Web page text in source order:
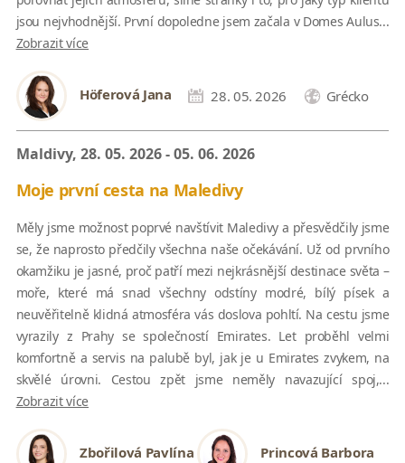
jsou nejvhodnější. První dopoledne jsem začala v Domes Aulus...
Zobrazit více
Höferová Jana 28. 05. 2026 Grécko
Maldivy, 28. 05. 2026 - 05. 06. 2026
Moje první cesta na Maledivy
Měly jsme možnost poprvé navštívit Maledivy a přesvědčily jsme
se, že naprosto předčily všechna naše očekávání. Už od prvního
okamžiku je jasné, proč patří mezi nejkrásnější destinace světa –
moře, které má snad všechny odstíny modré, bílý písek a
neuvěřitelně klidná atmosféra vás doslova pohltí. Na cestu jsme
vyrazily z Prahy se společností Emirates. Let proběhl velmi
komfortně a servis na palubě byl, jak je u Emirates zvykem, na
skvělé úrovni. Cestou zpět jsme neměly navazující spoj,...
Zobrazit více
Zbořilová Pavlína Princová Barbora